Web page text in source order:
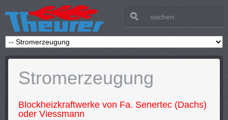
Stromerzeugung
Blockheizkraftwerke von Fa. Senertec (Dachs)
oder Viessmann